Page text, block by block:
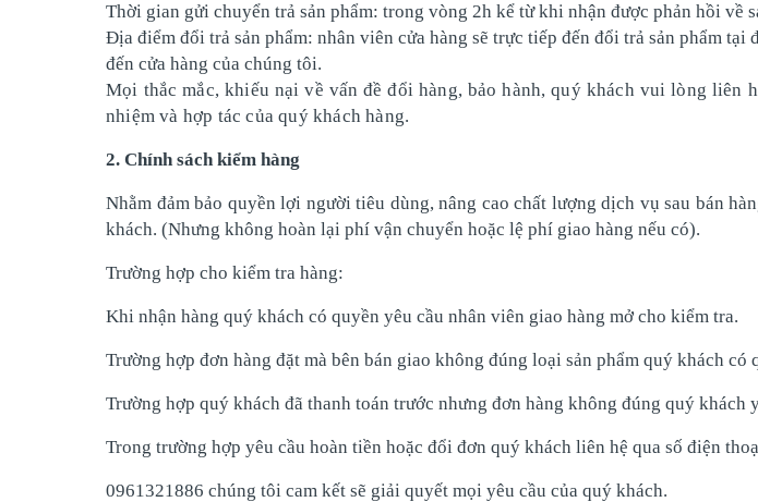
Thời gian gửi chuyển trả sản phẩm: trong vòng 2h kể từ khi nhận được phản hồi về
Địa điểm đổi trả sản phẩm: nhân viên cửa hàng sẽ trực tiếp đến đổi trả sản phẩm
đến cửa hàng của chúng tôi.
Mọi thắc mắc, khiếu nại về vấn đề đổi hàng, bảo hành, quý khách vui lòng liên
nhiệm và hợp tác của quý khách hàng.
2. Chính sách kiểm hàng
Nhằm đảm bảo quyền lợi người tiêu dùng, nâng cao chất lượng dịch vụ sau bán
khách. (Nhưng không hoàn lại phí vận chuyển hoặc lệ phí giao hàng nếu có).
Trường hợp cho kiểm tra hàng:
Khi nhận hàng quý khách có quyền yêu cầu nhân viên giao hàng mở cho kiểm tra.
Trường hợp đơn hàng đặt mà bên bán giao không đúng loại sản phẩm quý khách
Trường hợp quý khách đã thanh toán trước nhưng đơn hàng không đúng quý khách
Trong trường hợp yêu cầu hoàn tiền hoặc đổi đơn quý khách liên hệ qua số điện
0961321886 chúng tôi cam kết sẽ giải quyết mọi yêu cầu của quý khách.